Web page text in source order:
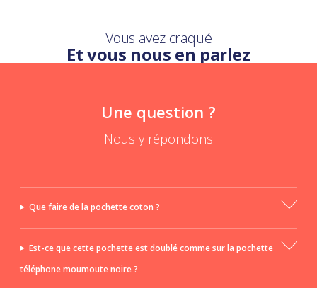
Vous avez craqué
Et vous nous en parlez
Une question ?
Nous y répondons
Que faire de la pochette coton ?
Est-ce que cette pochette est doublé comme sur la pochette
téléphone moumoute noire ?